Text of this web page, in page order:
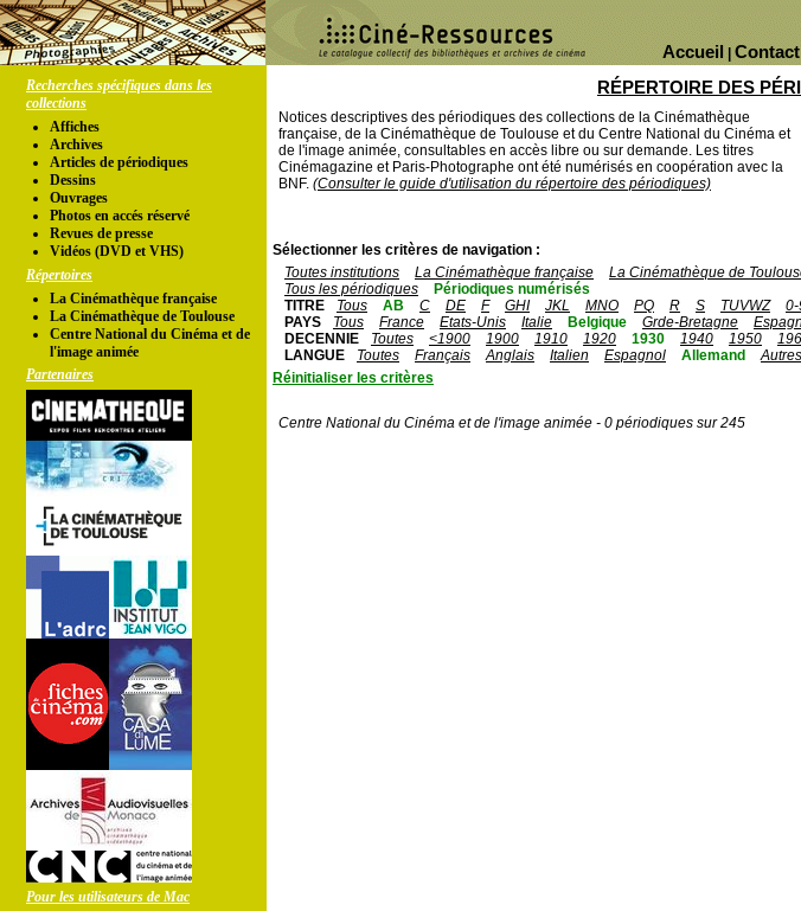
Contact
Accueil
Recherches spécifiques dans les
collections
Affiches
Archives
Articles de périodiques
Dessins
Ouvrages
Photos en accés réservé
Revues de presse
Vidéos (DVD et VHS)
Répertoires
La Cinémathèque française
La Cinémathèque de Toulouse
Centre National du Cinéma et de
l'image animée
Partenaires
Pour les utilisateurs de Mac
RÉPERTOIRE DES
Notices descriptives des périodiques des collections de la Cinémathèque
française, de la Cinémathèque de Toulouse et du Centre National du Cinéma et
de l'image animée, consultables en accès libre ou sur demande. Les titres
Cinémagazine et Paris-Photographe ont été numérisés en coopération avec la
BNF. (Consulter le guide d'utilisation du répertoire des périodiques)
Sélectionner les critères de navigation :
Toutes institutions
La Cinémathèque française La Cinémathèque de
Tous les périodiques
Périodiques numérisés
TITRE
Tous AB C DE F GHI JKL MNO PQ R S TUVWZ
PAYS
Tous France Etats-Unis Italie Belgique Grde-Bretagne
DECENNIE
Toutes <1900 1900 1910 1920 1930 1940 1950
LANGUE
Toutes Français Anglais Italien Espagnol Allemand
Autres
Réinitialiser les critères
Centre National du Cinéma et de l'image animée - 0 périodiques sur 245